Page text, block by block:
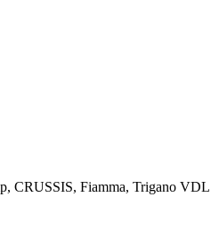
CRUSSIS, Fiamma, Trigano